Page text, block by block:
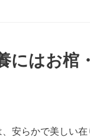
にはお棺
安らかで美しい在